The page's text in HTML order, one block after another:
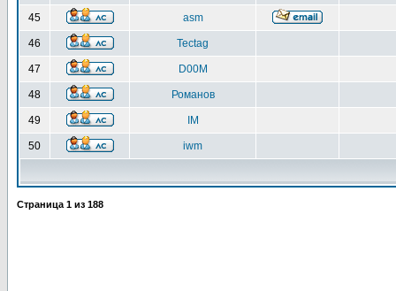
45 asm
46 Tectag
47 D00M
48 Романов
49 IM
50 iwm
Страница 1 из 188